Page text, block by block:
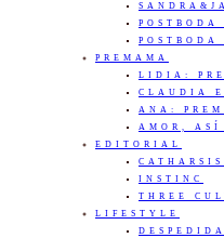
PREMAMA
LIDIA:
CLAUDIA
ANA:
AMOR,
EDITORIAL
INSTINC
THREE
LIFESTYLE